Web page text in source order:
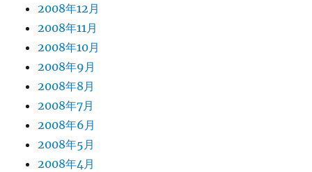
2008年12月
2008年11月
2008年10月
2008年9月
2008年8月
2008年7月
2008年6月
2008年5月
2008年4月